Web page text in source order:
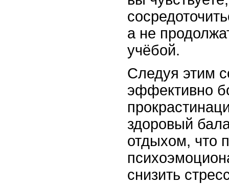
а не
учёбой.
Следуя этим
эффективно
здоровый
отдыхом, что
снизить